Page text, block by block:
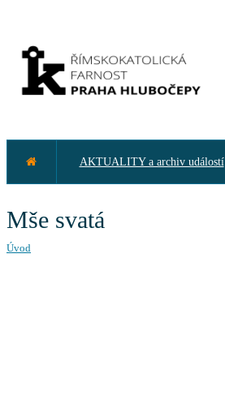
AKTUALITY a archiv událostí
Mše svatá
Úvod